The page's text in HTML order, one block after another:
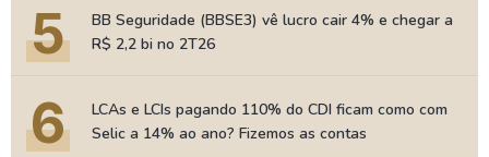
5
BB Seguridade (BBSE3) vê lucro cair 4% e chegar a
R$ 2,2 bi no 2T26
6
LCAs e LCIs pagando 110% do CDI ficam como com
Selic a 14% ao ano? Fizemos as contas